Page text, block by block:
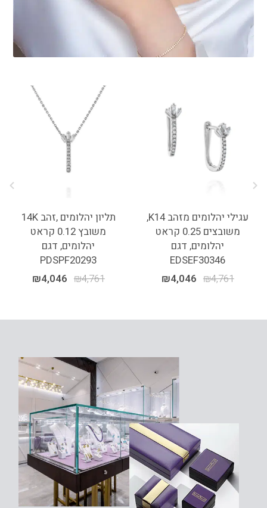
עגילי יהלומים מזהב K14,
משובצים 0.25 קראט
יהלומים, דגם
EDSEF30346
₪4,761
₪4,046
תליון יהלומים ,זהב 14K
משובץ 0.12 קראט
יהלומים, דגם
PDSPF20293
₪4,761
₪4,046